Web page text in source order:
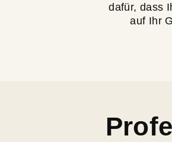
dafür, dass
auf Ihr